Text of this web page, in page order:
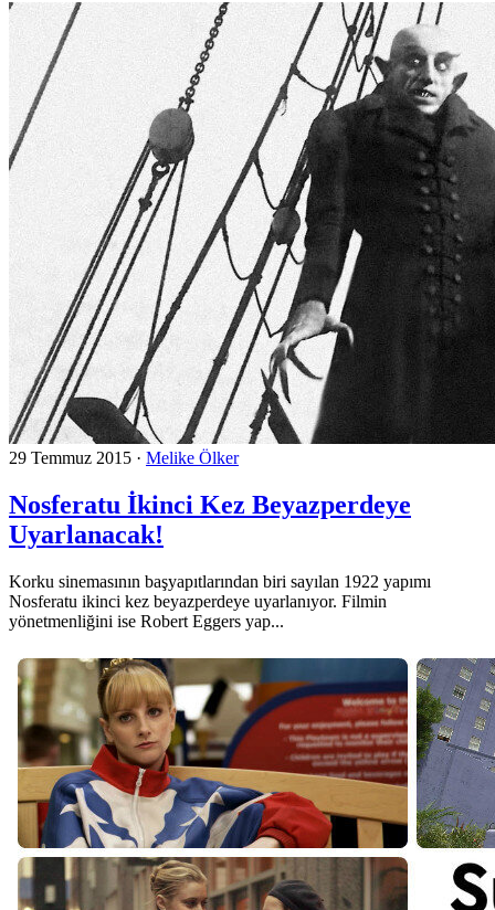
29 Temmuz 2015 · Melike Ölker
Nosferatu İkinci Kez Beyazperdeye
Uyarlanacak!
Korku sinemasının başyapıtlarından biri sayılan 1922 yapımı
Nosferatu ikinci kez beyazperdeye uyarlanıyor. Filmin
yönetmenliğini ise Robert Eggers yap...